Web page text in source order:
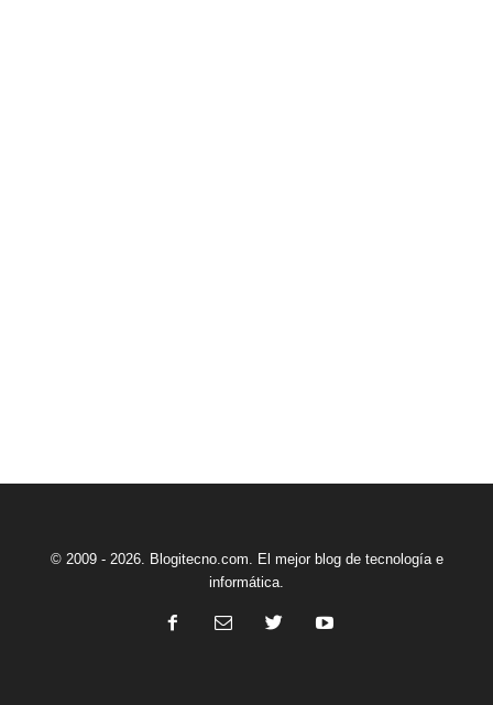
© 2009 - 2026. Blogitecno.com. El mejor blog de tecnología e
informática.